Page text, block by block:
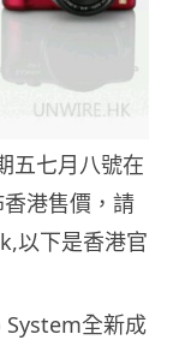
五七月八號在
港售價，請
以下是香港官
全新成